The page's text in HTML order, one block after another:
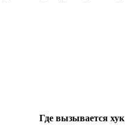
Где вызывается хук